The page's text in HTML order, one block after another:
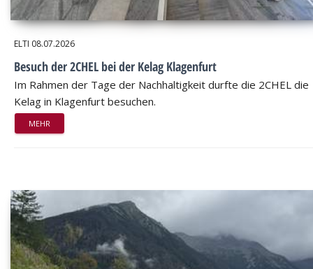
ELTI 08.07.2026
Besuch der 2CHEL bei der Kelag Klagenfurt
Im Rahmen der Tage der Nachhaltigkeit durfte die 2CHEL die
Kelag in Klagenfurt besuchen.
MEHR